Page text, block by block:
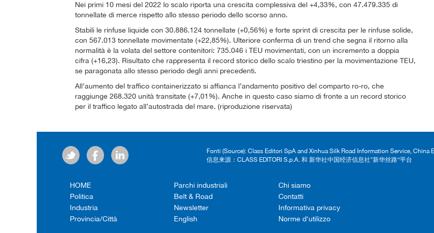
Nei primi 10 mesi del 2022 lo scalo riporta una crescita complessiva del +4,33%, con 47.479.335 di
tonnellate di merce rispetto allo stesso periodo dello scorso anno.
Stabili le rinfuse liquide con 30.886.124 tonnellate (+0,56%) e forte sprint di crescita per le rinfuse solide,
con 567.013 tonnellate movimentate (+22,85%). Ulteriore conferma di un trend che segna il ritorno alla
normalità è la volata del settore contenitori: 735.046 i TEU movimentati, con un incremento a doppia
cifra (+16,23). Risultato che rappresenta il record storico dello scalo triestino per la movimentazione TEU,
se paragonata allo stesso periodo degli anni precedenti.
All’aumento del traffico containerizzato si affianca l’andamento positivo del comparto ro-ro, che
raggiunge 268.320 unità transitate (+7,01%). Anche in questo caso siamo di fronte a un record storico
per il traffico legato all’autostrada del mare. (riproduzione riservata)
Fonti (Source): Class Editori SpA and Xinhua Silk Road Information Service,
信息来源：CLASS EDITORI S.p.A. 和 新华社中国经济信息社“新华丝路”平台
HOME
Politica
Industria
Provincia/Città
Parchi industriali
Belt & Road
Newsletter
English
Chi siamo
Contatti
Informativa privacy
Norme d'utilizzo